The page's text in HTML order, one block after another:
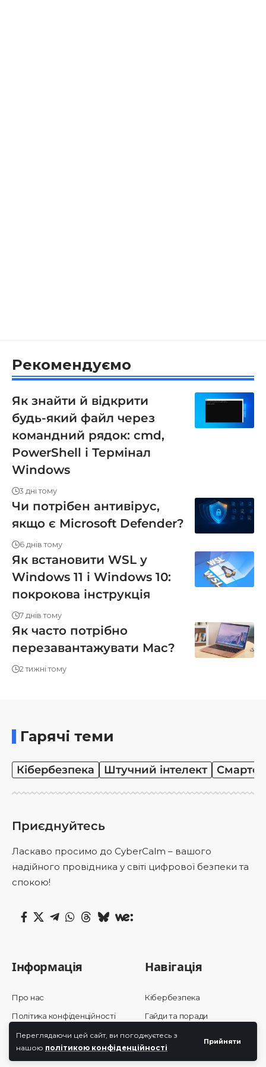
Переглядаючи цей сайт, ви погоджуєтесь з
нашою політикою конфіденційності
Прийняти
Рекомендуємо
Як знайти й відкрити
будь-який файл через
командний рядок: cmd,
PowerShell і Термінал
Windows
3 дні тому
Чи потрібен антивірус,
якщо є Microsoft Defender?
6 днів тому
Як встановити WSL у
Windows 11 і Windows 10:
покрокова інструкція
7 днів тому
Як часто потрібно
перезавантажувати Mac?
2 тижні тому
Гарячі теми
Кібербезпека Штучний інтелект
Приєднуйтесь
Ласкаво просимо до CyberCalm – вашого
надійного провідника у світі цифрової безпеки та
спокою!
Інформація
Про нас
Політика конфіденційності
Контакти
Навігація
Кібербезпека
Гайди та поради
Статті
Огляди